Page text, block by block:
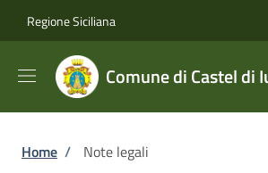
Regione Siciliana
Comune di Castel di
Briciole di pane
Home / Note legali